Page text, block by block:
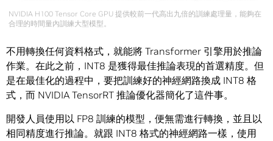
NVIDIA H100 Tensor Core GPU 提供較前一代高出九倍的訓練處理量，能夠在
合理的時間量內訓練大型模型。
不用轉換任何資料格式，就能將 Transformer 引擎用於推論
作業。在此之前，INT8 是獲得最佳推論表現的首選精度。但
是在最佳化的過程中，要把訓練好的神經網路換成 INT8 格
式，而 NVIDIA TensorRT 推論優化器簡化了這件事。
開發人員使用以 FP8 訓練的模型，便無需進行轉換，並且以
相同精度進行推論。就跟 INT8 格式的神經網路一樣，使用